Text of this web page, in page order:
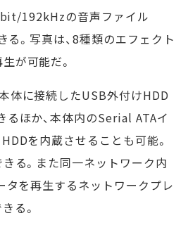
192kHzの音声ファイル
る。写真は、8種類のエフェクト
が可能だ。
体に接続したUSB外付けHDD
ほか、本体内のSerial ATAイ
を内蔵させることも可能。
る。また同一ネットワーク内
タを再生するネットワークプレ
る。